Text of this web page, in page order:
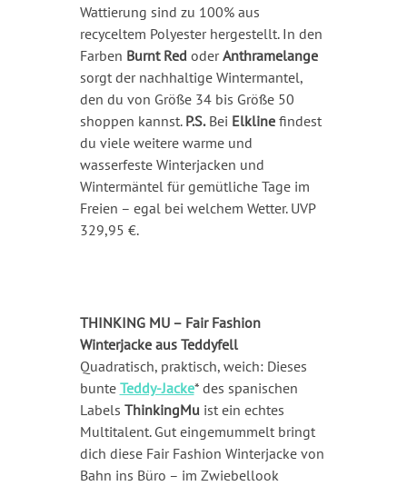
Wattierung sind zu 100% aus
recyceltem Polyester hergestellt. In den
Farben Burnt Red oderAnthramelange
sorgt der nachhaltige Wintermantel,
den du von Größe 34 bis Größe 50
shoppen kannst. P.S.Bei Elklinefindest
du viele weitere warme und
wasserfeste Winterjacken und
Wintermäntel für gemütliche Tage im
Freien – egal bei welchem Wetter. UVP
329,95 €.
THINKING MU – Fair Fashion
Winterjacke aus Teddyfell
Quadratisch, praktisch, weich: Dieses
bunte Teddy-Jacke* des spanischen
Labels ThinkingMu ist ein echtes
Multitalent. Gut eingemummelt bringt
dich diese Fair Fashion Winterjacke von
Bahn ins Büro – im Zwiebellook